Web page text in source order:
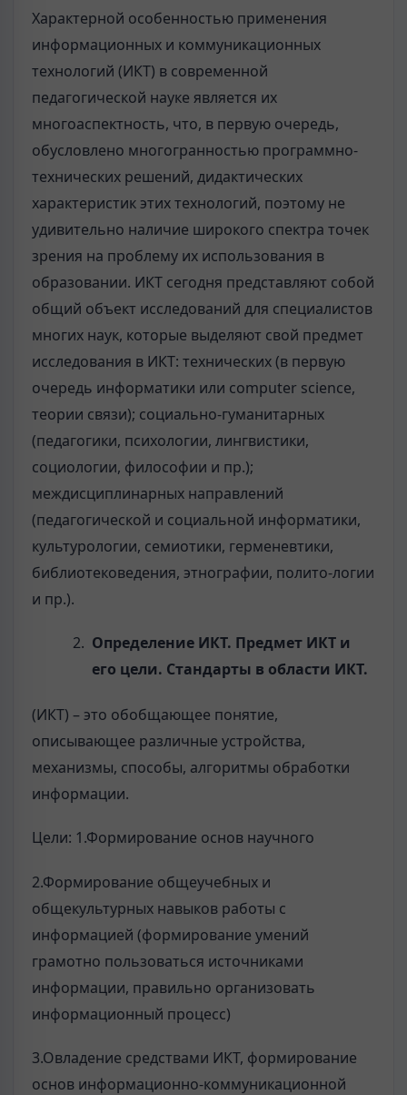
Характерной особенностью применения
информационных и коммуникационных
технологий (ИКТ) в современной
педагогической науке является их
многоаспектность, что, в первую очередь,
обусловлено многогранностью программно-
технических решений, дидактических
характеристик этих технологий, поэтому не
удивительно наличие широкого спектра точек
зрения на проблему их использования в
образовании. ИКТ сегодня представляют собой
общий объект исследований для специалистов
многих наук, которые выделяют свой предмет
исследования в ИКТ: технических (в первую
очередь информатики или computer science,
теории связи); социально-гуманитарных
(педагогики, психологии, лингвистики,
социологии, философии и пр.);
междисциплинарных направлений
(педагогической и социальной информатики,
культурологии, семиотики, герменевтики,
библиотековедения, этнографии, полито-логии
и пр.).
Определение ИКТ. Предмет ИКТ и
его цели. Стандарты в области ИКТ.
(ИКТ) – это обобщающее понятие,
описывающее различные устройства,
механизмы, способы, алгоритмы обработки
информации.
Цели: 1.Формирование основ научного
2.Формирование общеучебных и
общекультурных навыков работы с
информацией (формирование умений
грамотно пользоваться источниками
информации, правильно организовать
информационный процесс)
3.Овладение средствами ИКТ, формирование
основ информационно-коммуникационной